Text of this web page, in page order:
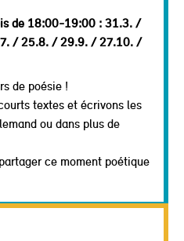
de 18:00-19:00 : 31.3. /
/ 25.8. / 29.9. / 27.10. /
de poésie !
textes et écrivons les
ou dans plus de
ce moment poétique